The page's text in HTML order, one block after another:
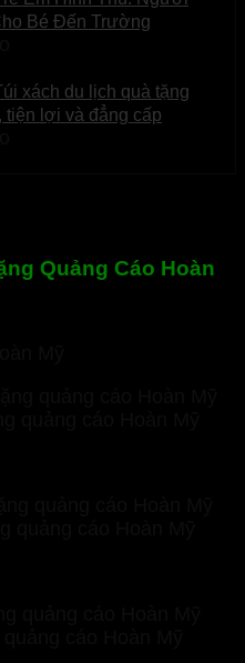
Bé Đến Trường
xách du lịch quà tặng
tiện lợi và đẳng cấp
Quảng Cáo Hoàn